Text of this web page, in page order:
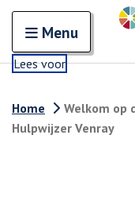
Open en
Menu
.
Lees voor
Home
Welkom op
Hulpwijzer Venray